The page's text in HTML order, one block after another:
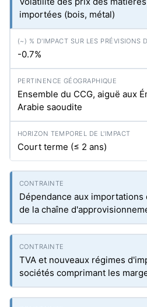
importées (bois, métal)
-0.7%
Ensemble du CCG, aiguë aux
Arabie saoudite
Court terme (≤ 2 ans)
Dépendance aux importations
de la chaîne
TVA et nouveaux régimes
sociétés comprimant les